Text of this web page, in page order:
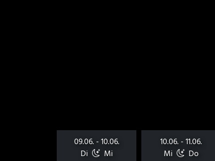
09.06. - 10.06.
Di
Mi
10.06. - 11.06.
Mi
Do